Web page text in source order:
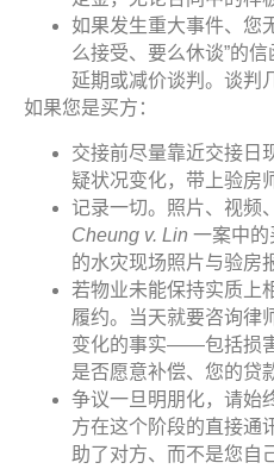
如果发生重大事件、您
么接受、要么休谈”的
延期或减价谈判。谈判
如果您是买方：
交接前尽量靠近交接日
疑状况变化，带上验房
记录一切。照片、视频
Cheung v. Lin 一案中的
的水灾现场照片与验房
若物业未能保持实质上
履约。当天就要咨询律
变化的事实——包括损
是否愿意补偿、您的贷
争议一旦明朋化，请始
方在这个阶段的直接通
助了对方、而不是您自